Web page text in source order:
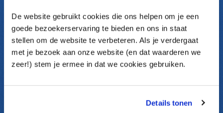
De website gebruikt cookies die ons helpen om je een
goede bezoekerservaring te bieden en ons in staat
stellen om de website te verbeteren. Als je verdergaat
met je bezoek aan onze website (en dat waarderen we
zeer!) stem je ermee in dat we cookies gebruiken.
Details tonen
Medewerkersonderzoek
Medewerkerstevredenheid (MTO)
Themaonderzoek
Communicatieonderzoek